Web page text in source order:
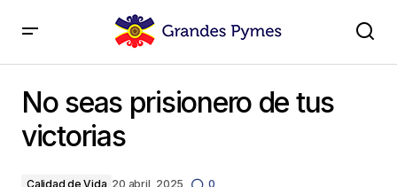
No seas prisionero de tus
victorias
Calidad de Vida 20 abril, 2025 0